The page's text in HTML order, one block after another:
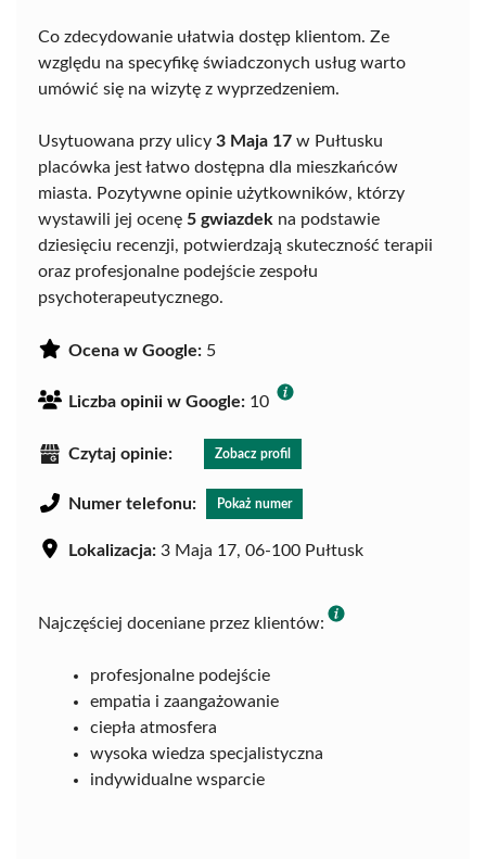
Co zdecydowanie ułatwia dostęp klientom. Ze
względu na specyfikę świadczonych usług warto
umówić się na wizytę z wyprzedzeniem.
Usytuowana przy ulicy 3 Maja 17 w Pułtusku
placówka jest łatwo dostępna dla mieszkańców
miasta. Pozytywne opinie użytkowników, którzy
wystawili jej ocenę 5 gwiazdek na podstawie
dziesięciu recenzji, potwierdzają skuteczność terapii
oraz profesjonalne podejście zespołu
psychoterapeutycznego.
Ocena w Google: 5
Liczba opinii w Google: 10
Czytaj opinie: Zobacz profil
Numer telefonu: Pokaż numer
Lokalizacja: 3 Maja 17, 06-100 Pułtusk
Najczęściej doceniane przez klientów:
profesjonalne podejście
empatia i zaangażowanie
ciepła atmosfera
wysoka wiedza specjalistyczna
indywidualne wsparcie